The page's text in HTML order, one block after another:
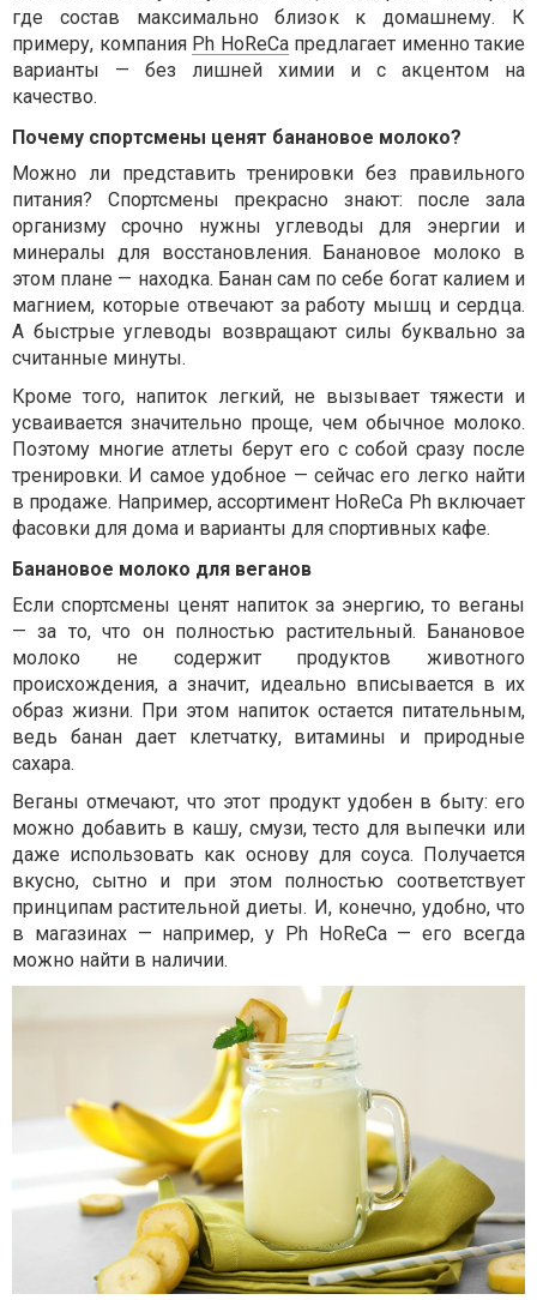
где состав максимально близок к домашнему. К
примеру, компания Ph HoReCaпредлагает именно такие
варианты — без лишней химии и с акцентом на
качество.
Почему спортсмены ценят банановое молоко?
Можно ли представить тренировки без правильного
питания? Спортсмены прекрасно знают: после зала
организму срочно нужны углеводы для энергии и
минералы для восстановления. Банановое молоко в
этом плане — находка. Банан сам по себе богат калием и
магнием, которые отвечают за работу мышц и сердца.
А быстрые углеводы возвращают силы буквально за
считанные минуты.
Кроме того, напиток легкий, не вызывает тяжести и
усваивается значительно проще, чем обычное молоко.
Поэтому многие атлеты берут его с собой сразу после
тренировки. И самое удобное — сейчас его легко найти
в продаже. Например, ассортимент HoReCa Ph включает
фасовки для дома и варианты для спортивных кафе.
Банановое молоко для веганов
Если спортсмены ценят напиток за энергию, то веганы
— за то, что он полностью растительный. Банановое
молоко не содержит продуктов животного
происхождения, а значит, идеально вписывается в их
образ жизни. При этом напиток остается питательным,
ведь банан дает клетчатку, витамины и природные
сахара.
Веганы отмечают, что этот продукт удобен в быту: его
можно добавить в кашу, смузи, тесто для выпечки или
даже использовать как основу для соуса. Получается
вкусно, сытно и при этом полностью соответствует
принципам растительной диеты. И, конечно, удобно, что
в магазинах — например, у Ph HoReCa — его всегда
можно найти в наличии.